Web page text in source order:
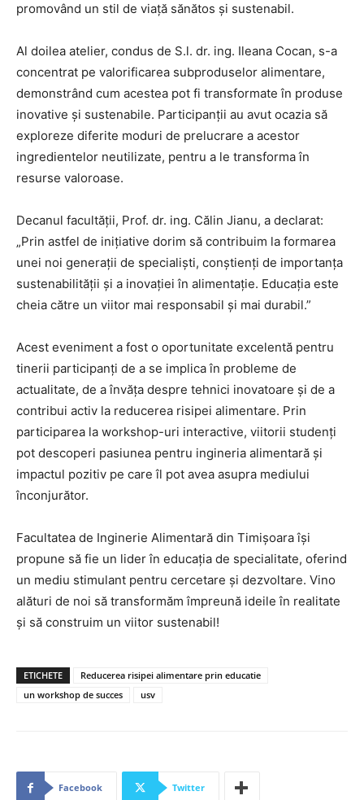
promovând un stil de viață sănătos și sustenabil.
Al doilea atelier, condus de S.l. dr. ing. Ileana Cocan, s-a
concentrat pe valorificarea subproduselor alimentare,
demonstrând cum acestea pot fi transformate în produse
inovative și sustenabile. Participanții au avut ocazia să
exploreze diferite moduri de prelucrare a acestor
ingredientelor neutilizate, pentru a le transforma în
resurse valoroase.
Decanul facultății, Prof. dr. ing. Călin Jianu, a declarat:
„Prin astfel de inițiative dorim să contribuim la formarea
unei noi generații de specialiști, conștienți de importanța
sustenabilității și a inovației în alimentație. Educația este
cheia către un viitor mai responsabil și mai durabil.”
Acest eveniment a fost o oportunitate excelentă pentru
tinerii participanți de a se implica în probleme de
actualitate, de a învăța despre tehnici inovatoare și de a
contribui activ la reducerea risipei alimentare. Prin
participarea la workshop-uri interactive, viitorii studenți
pot descoperi pasiunea pentru ingineria alimentară și
impactul pozitiv pe care îl pot avea asupra mediului
înconjurător.
Facultatea de Inginerie Alimentară din Timișoara își
propune să fie un lider în educația de specialitate, oferind
un mediu stimulant pentru cercetare și dezvoltare. Vino
alături de noi să transformăm împreună ideile în realitate
și să construim un viitor sustenabil!
ETICHETE
Reducerea risipei alimentare prin educatie
un workshop de succes
usv
Facebook Twitter